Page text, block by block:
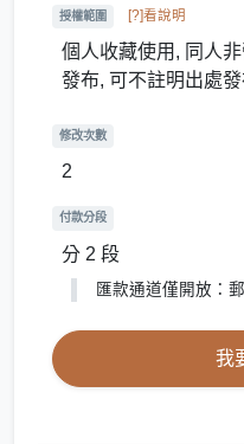
授權範圍 [?]看說明
個人收藏使用, 同人
發布, 可不註明出處發
修改次數
2
付款分段
分 2 段
匯款通道僅開放：
我